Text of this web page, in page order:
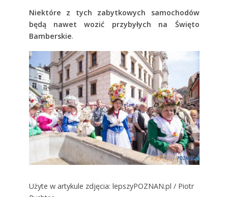
Niektóre z tych zabytkowych
samochodów
będą nawet wozić przybyłych
na
Święto
Bamberskie.
Użyte w artykule zdjęcia: lepszyPOZNAN.pl / Piotr